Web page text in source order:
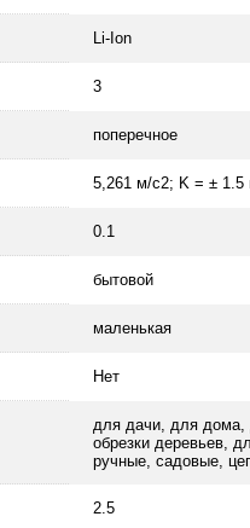
Li-Ion
3
поперечное
5,261 м/с2; K = ± 1.5
0.1
бытовой
маленькая
Нет
для дачи, для дома,
обрезки деревьев,
ручные, садовые,
2.5